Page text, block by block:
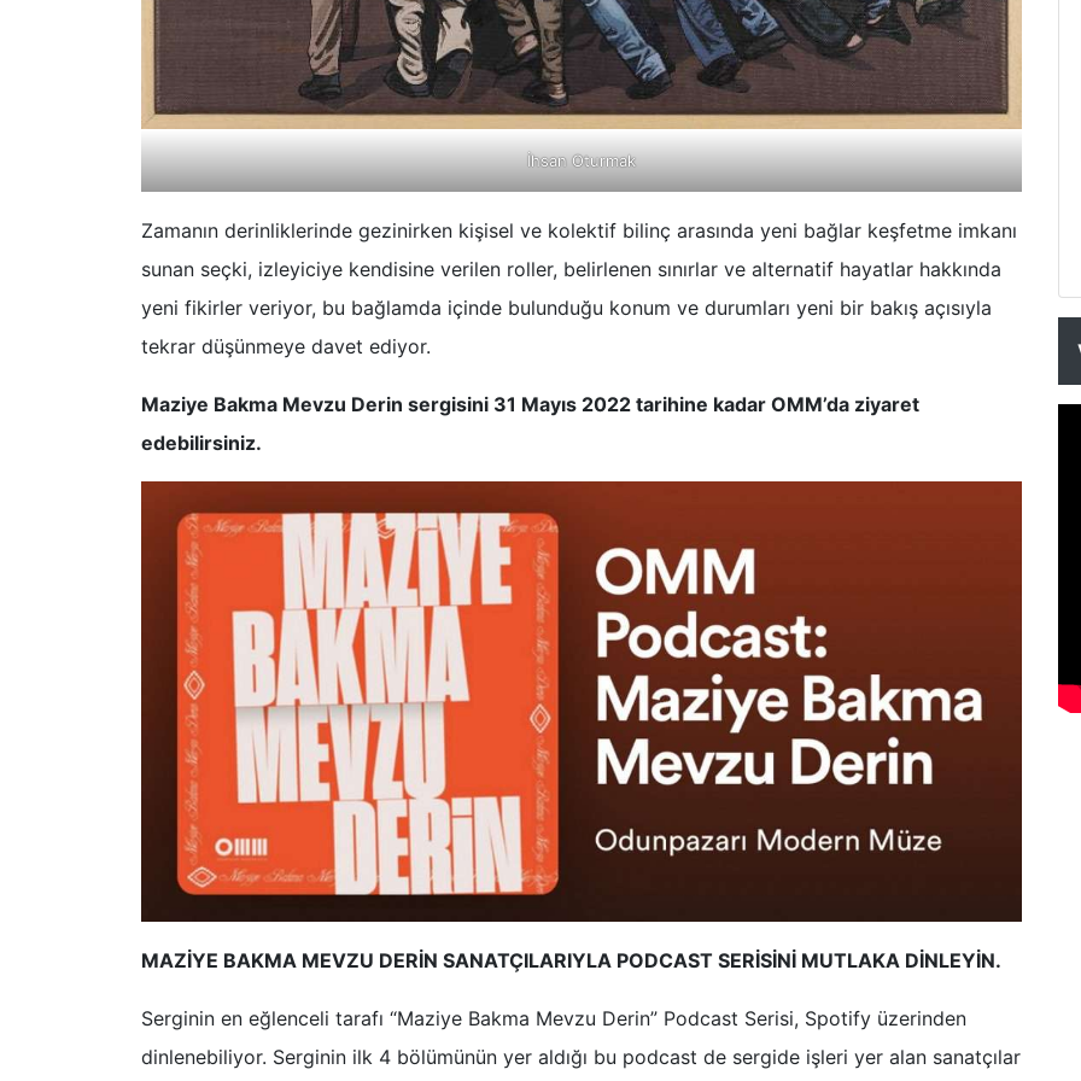
İhsan Oturmak
Zamanın derinliklerinde gezinirken kişisel ve kolektif bilinç arasında yeni bağlar keşfetme imkanı
sunan seçki, izleyiciye kendisine verilen roller, belirlenen sınırlar ve alternatif hayatlar hakkında
yeni fikirler veriyor, bu bağlamda içinde bulunduğu konum ve durumları yeni bir bakış açısıyla
tekrar düşünmeye davet ediyor.
Maziye Bakma Mevzu Derin sergisini 31 Mayıs 2022 tarihine kadar OMM’da ziyaret
edebilirsiniz.
MAZİYE BAKMA MEVZU DERİN SANATÇILARIYLA PODCAST SERİSİNİ MUTLAKA DİNLEYİN.
Serginin en eğlenceli tarafı “Maziye Bakma Mevzu Derin” Podcast Serisi, Spotify üzerinden
dinlenebiliyor. Serginin ilk 4 bölümünün yer aldığı bu podcast de sergide işleri yer alan sanatçılar